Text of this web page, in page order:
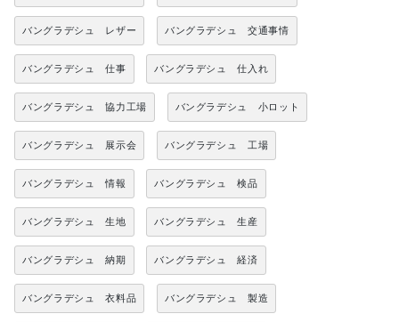
バングラデシュ レザー バングラデシュ 交通事情
バングラデシュ 仕事 バングラデシュ 仕入れ
バングラデシュ 協力工場 バングラデシュ 小ロット
バングラデシュ 展示会 バングラデシュ 工場
バングラデシュ 情報 バングラデシュ 検品
バングラデシュ 生地 バングラデシュ 生産
バングラデシュ 納期 バングラデシュ 経済
バングラデシュ 衣料品 バングラデシュ 製造